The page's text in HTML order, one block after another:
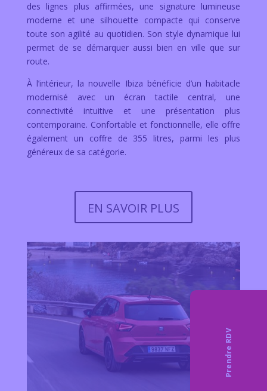
des lignes plus affirmées, une signature lumineuse
moderne et une silhouette compacte qui conserve
toute son agilité au quotidien. Son style dynamique lui
permet de se démarquer aussi bien en ville que sur
route.
À l’intérieur, la nouvelle Ibiza bénéficie d’un habitacle
modernisé avec un écran tactile central, une
connectivité intuitive et une présentation plus
contemporaine. Confortable et fonctionnelle, elle offre
également un coffre de 355 litres, parmi les plus
généreux de sa catégorie.
EN SAVOIR PLUS